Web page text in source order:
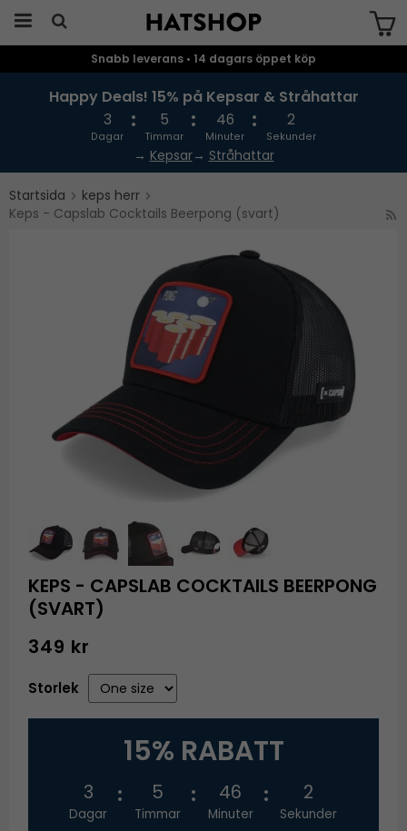
Snabb leverans • 14 dagars öppet köp
Happy Deals! 15% på Kepsar & Stråhattar
3
Dagar
5
Timmar
46
Minuter
1
Sekunder
→ Kepsar→ Stråhattar
Startsida
keps herr
Keps - Capslab Cocktails Beerpong (svart)
KEPS - CAPSLAB COCKTAILS BEERPONG
(SVART)
349 kr
Storlek
15% RABATT
3
Dagar
5
Timmar
46
Minuter
1
Sekunder